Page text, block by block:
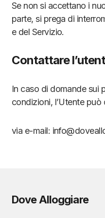
Se non si accettano i
parte, si prega di
e del Servizio.
Contattare
In caso di domande sui
condizioni, l’Utente può
via e-mail:
Dove Alloggiare